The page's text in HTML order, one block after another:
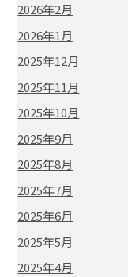
2026年2月
2026年1月
2025年12月
2025年11月
2025年10月
2025年9月
2025年8月
2025年7月
2025年6月
2025年5月
2025年4月